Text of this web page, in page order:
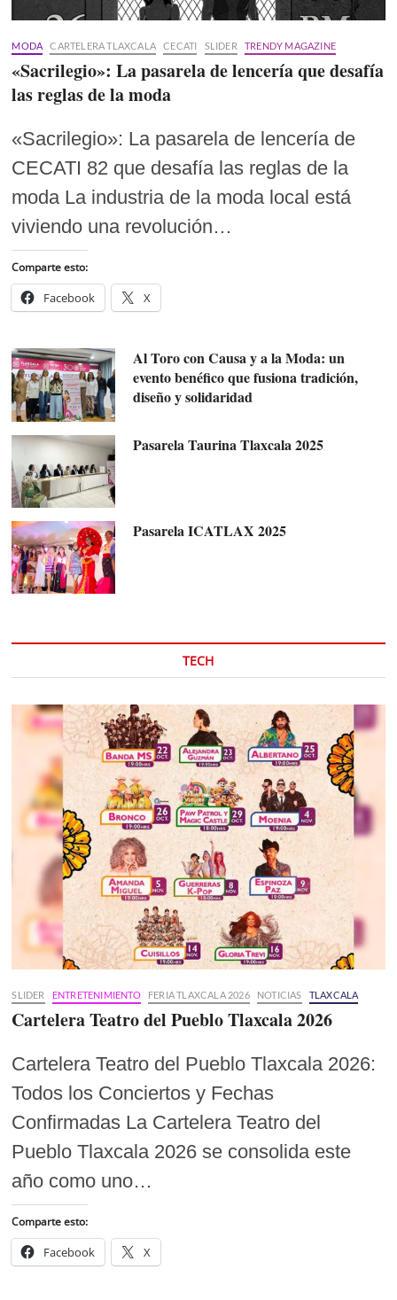
MODA CARTELERA TLAXCALA CECATI SLIDER TRENDY MAGAZINE
«Sacrilegio»: La pasarela de lencería que desafía
las reglas de la moda
«Sacrilegio»: La pasarela de lencería de
CECATI 82 que desafía las reglas de la
moda La industria de la moda local está
viviendo una revolución…
Comparte esto:
Facebook X
Al Toro con Causa y a la Moda: un
evento benéfico que fusiona tradición,
diseño y solidaridad
Pasarela Taurina Tlaxcala 2025
Pasarela ICATLAX 2025
TECH
SLIDER ENTRETENIMIENTO FERIA TLAXCALA 2026 NOTICIAS TLAXCALA
Cartelera Teatro del Pueblo Tlaxcala 2026
Cartelera Teatro del Pueblo Tlaxcala 2026:
Todos los Conciertos y Fechas
Confirmadas La Cartelera Teatro del
Pueblo Tlaxcala 2026 se consolida este
año como uno…
Comparte esto:
Facebook X